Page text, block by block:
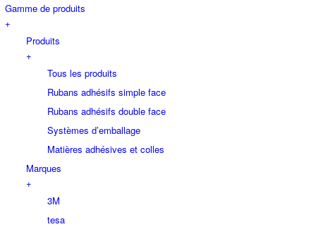
Gamme de produits
+
Produits
+
Tous les produits
Rubans adhésifs simple face
Rubans adhésifs double face
Systèmes d’emballage
Matières adhésives et colles
Marques
+
3M
tesa